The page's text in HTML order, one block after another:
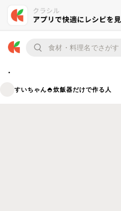
.
すいちゃん🍚炊飯器だけで作る人